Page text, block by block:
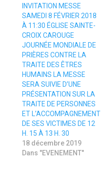
a
r
e
o
n
T
w
i
t
t
e
r
o
u
v
r
e
d
a
n
s
u
n
u
r
p
a
r
t
a
g
e
r
s
u
r
F
a
c
e
b
o
o
k
o
u
v
INVITATION MESSE
SAMEDI 8 FÉVRIER 2018
À 11:30 ÉGLISE SAINTE-
CROIX CAROUGE
JOURNÉE MONDIALE DE
PRIÈRES CONTRE LA
TRAITE DES ÊTRES
HUMAINS LA MESSE
SERA SUIVIE D’UNE
PRÉSENTATION SUR LA
TRAITE DE PERSONNES
ET L’ACCOMPAGNEMENT
DE SES VICTIMES DE 12
H. 15 À 13 H. 30
18 décembre 2019
Dans "EVENEMENT"